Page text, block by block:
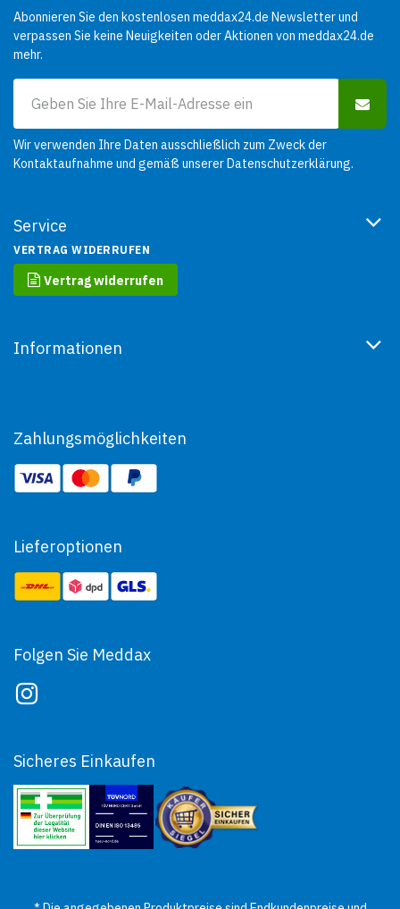
Service
VERTRAG WIDERRUFEN
Vertrag widerrufen
Informationen
Abonnieren Sie den kostenlosen meddax24.de Newsletter und
verpassen Sie keine Neuigkeiten oder Aktionen von meddax24.de
mehr.
Wir verwenden Ihre Daten ausschließlich zum Zweck der
Kontaktaufnahme und gemäß unsererDatenschutzerklärung.
Zahlungsmöglichkeiten
Lieferoptionen
Folgen Sie Meddax
Sicheres Einkaufen